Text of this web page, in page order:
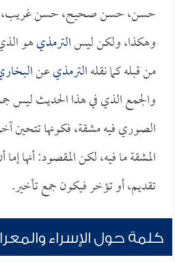
حسن، حسن صحيح، حسن
وهكذا، ولكن ليسالترمذيهو
من قبله كما نقلهالترمذيعن
والجمع الذي في هذا الحديث ليس
الصوري فيه مشقة، فكونها تتحين
المشقة ما فيه، لكن المقصود: أنها
تقديم، أو تؤخر فيكون جمع تأخير.
كلمة حول الإسراء